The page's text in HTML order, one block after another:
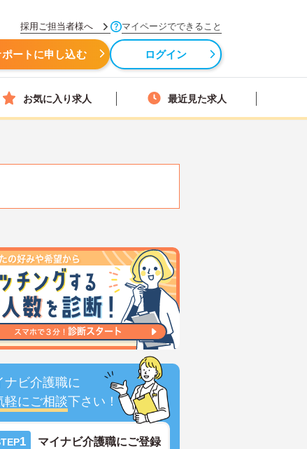
採用ご担当者様へ マイページでできること
ートに申し込む ログイン
お気に入り求人 最近見た求人
ナビ介護職に
軽にご相談下さい！
1 マイナビ介護職にご登録